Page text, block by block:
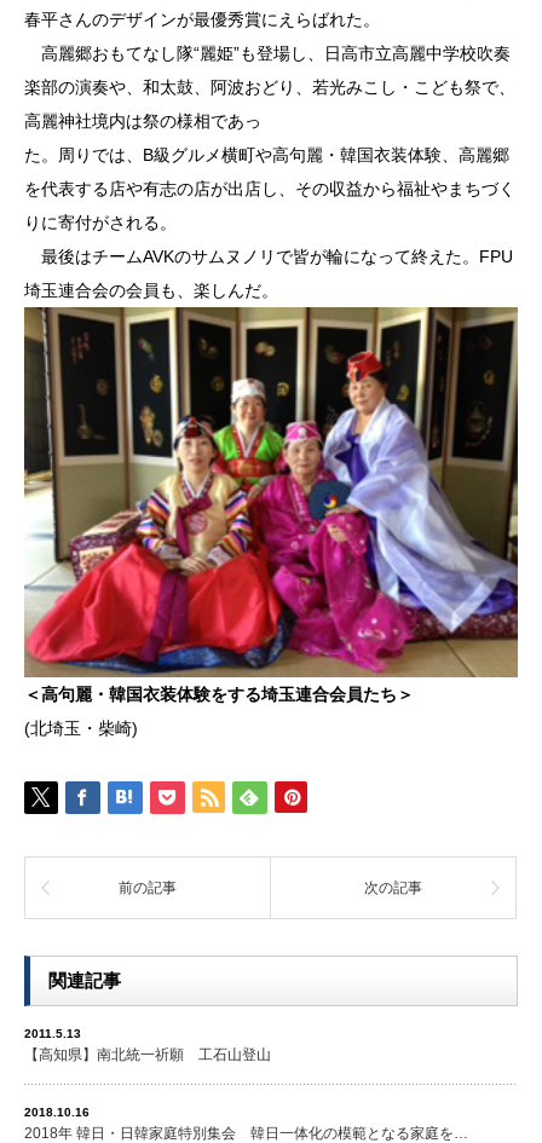
春平さんのデザインが最優秀賞にえらばれた。
高麗郷おもてなし隊“麗姫”も登場し、日高市立高麗中学校吹奏
楽部の演奏や、和太鼓、阿波おどり、若光みこし・こども祭で、
高麗神社境内は祭の様相であっ
た。周りでは、B級グルメ横町や高句麗・韓国衣装体験、高麗郷
を代表する店や有志の店が出店し、その収益から福祉やまちづく
りに寄付がされる。
最後はチームAVKのサムヌノリで皆が輪になって終えた。FPU
埼玉連合会の会員も、楽しんだ。
＜高句麗・韓国衣装体験をする埼玉連合会員たち＞
(北埼玉・柴崎)
前の記事 次の記事
関連記事
2011.5.13
【高知県】南北統一祈願 工石山登山
2018.10.16
2018年 韓日・日韓家庭特別集会 韓日一体化の模範となる家庭を…